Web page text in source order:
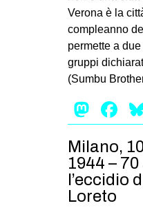
Verona è la
compleanno
permette a due
gruppi
(Sumbu
Milano,
1944 –
l’eccidio
Loreto